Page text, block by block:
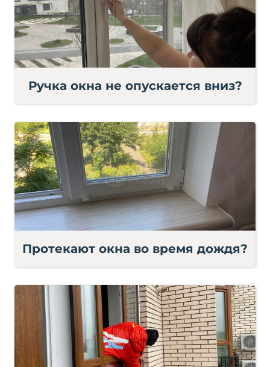
Ручка окна не опускается вниз?
Протекают окна во время дождя?